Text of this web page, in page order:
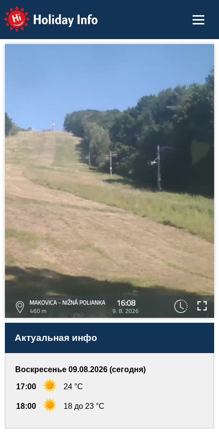
Holiday Info
MAKOVICA - NIŽNÁ POLIANKA
460 m
16:08
9. 8. 2026
Актуальная инфо
Воскресенье 09.08.2026 (сегодня)
17:00 24 °C
18:00 18 до 23 °C